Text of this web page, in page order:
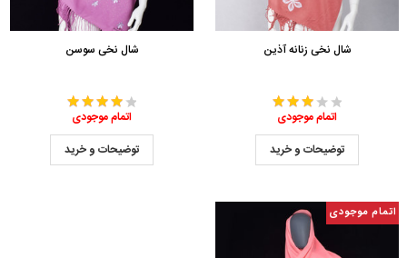
شال نخی زنانه آذین
اتمام موجودی
توضیحات و خرید
شال نخی سوسن
اتمام موجودی
توضیحات و خرید
اتمام موجودی